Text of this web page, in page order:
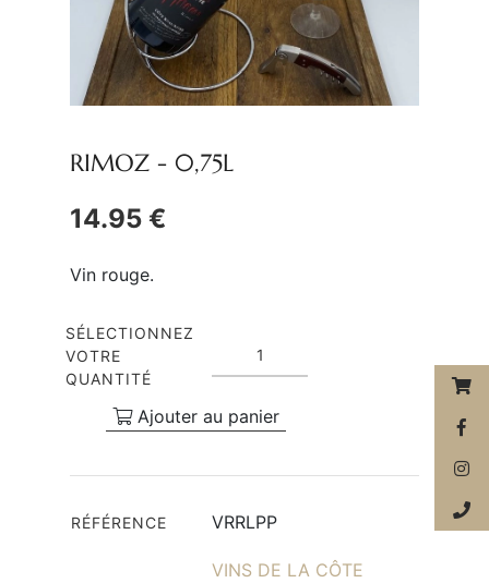
RIMOZ - 0,75L
14.95 €
Vin rouge.
SÉLECTIONNEZ
VOTRE
QUANTITÉ
Ajouter au panier
RÉFÉRENCE VRRLPP
VINS DE LA CÔTE